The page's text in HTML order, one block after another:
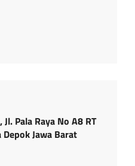
Pala Raya No A8 RT
Jawa Barat